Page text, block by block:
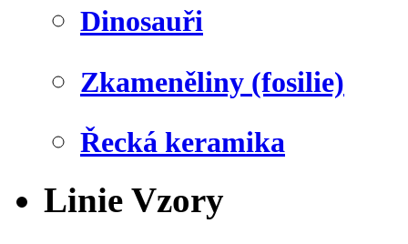
Dinosauři
Zkameněliny (fosilie)
Řecká keramika
Linie Vzory